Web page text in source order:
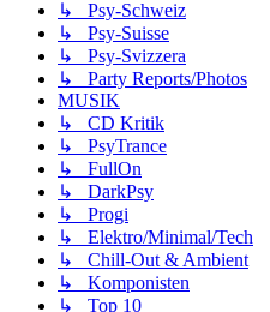
↳ Psy-Schweiz
↳ Psy-Suisse
↳ Psy-Svizzera
↳ Party Reports/Photos
MUSIK
↳ CD Kritik
↳ PsyTrance
↳ FullOn
↳ DarkPsy
↳ Progi
↳ Elektro/Minimal/Tech
↳ Chill-Out & Ambient
↳ Komponisten
↳ Top 10